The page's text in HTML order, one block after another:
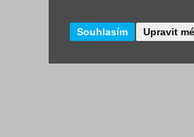
Souhlasím Upravit